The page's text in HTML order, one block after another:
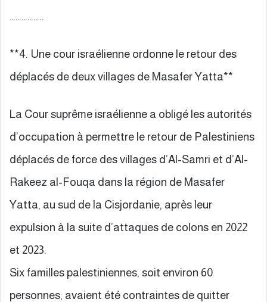
……………..
**4. Une cour israélienne ordonne le retour des
déplacés de deux villages de Masafer Yatta**
La Cour suprême israélienne a obligé les autorités
d’occupation à permettre le retour de Palestiniens
déplacés de force des villages d’Al-Samri et d’Al-
Rakeez al-Fouqa dans la région de Masafer
Yatta, au sud de la Cisjordanie, après leur
expulsion à la suite d’attaques de colons en 2022
et 2023.
Six familles palestiniennes, soit environ 60
personnes, avaient été contraintes de quitter